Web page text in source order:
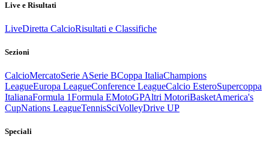
Live e Risultati
LiveDiretta CalcioRisultati e Classifiche
Sezioni
CalcioMercatoSerie ASerie BCoppa ItaliaChampions
LeagueEuropa LeagueConference LeagueCalcio EsteroSupercoppa
ItalianaFormula 1Formula EMotoGPAltri MotoriBasketAmerica's
CupNations LeagueTennisSciVolleyDrive UP
Speciali